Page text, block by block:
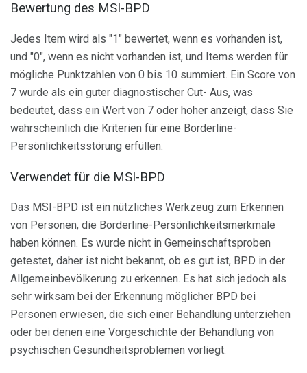
Bewertung des MSI-BPD
Jedes Item wird als "1" bewertet, wenn es vorhanden ist,
und "0", wenn es nicht vorhanden ist, und Items werden für
mögliche Punktzahlen von 0 bis 10 summiert. Ein Score von
7 wurde als ein guter diagnostischer Cut- Aus, was
bedeutet, dass ein Wert von 7 oder höher anzeigt, dass Sie
wahrscheinlich die Kriterien für eine Borderline-
Persönlichkeitsstörung erfüllen.
Verwendet für die MSI-BPD
Das MSI-BPD ist ein nützliches Werkzeug zum Erkennen
von Personen, die Borderline-Persönlichkeitsmerkmale
haben können. Es wurde nicht in Gemeinschaftsproben
getestet, daher ist nicht bekannt, ob es gut ist, BPD in der
Allgemeinbevölkerung zu erkennen. Es hat sich jedoch als
sehr wirksam bei der Erkennung möglicher BPD bei
Personen erwiesen, die sich einer Behandlung unterziehen
oder bei denen eine Vorgeschichte der Behandlung von
psychischen Gesundheitsproblemen vorliegt.